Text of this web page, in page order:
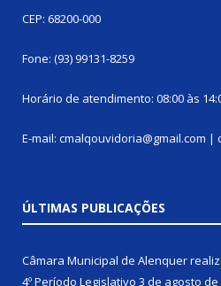
CEP: 68200-000
Fone: (93) 99131-8259
Horário de atendimento: 08:00 às
E-mail: cmalqouvidoria@gmail.com
ÚLTIMAS PUBLICAÇÕES
Câmara Municipal de Alenquer
4º Período Legislativo 3 de agosto de